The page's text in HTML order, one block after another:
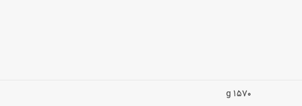
1570 g